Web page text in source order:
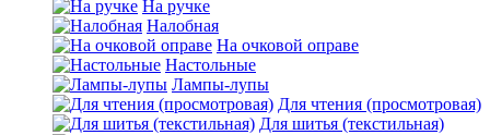
На ручке
Налобная
На очковой оправе
Настольные
Лампы-лупы
Для чтения (просмотровая)
Для шитья (текстильная)